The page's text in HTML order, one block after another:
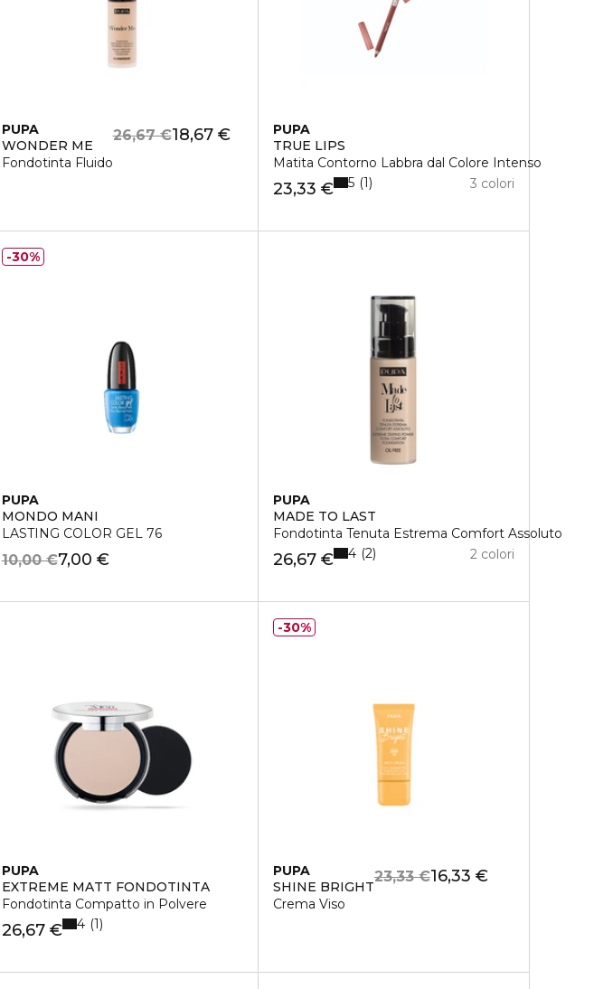
PUPA
WONDER ME
Fondotinta Fluido
18,67 €
26,67 €
PUPA
TRUE LIPS
Matita Contorno Labbra dal Colore Intenso
23,33 € 3 colori
5 1
PUPA
MONDO MANI
LASTING COLOR GEL 76
7,00 €
10,00 €
30%
PUPA
MADE TO LAST
Fondotinta Tenuta Estrema Comfort Assoluto
26,67 € 2 colori
4 2
PUPA
EXTREME MATT FONDOTINTA
Fondotinta Compatto in Polvere
26,67 € 4 1
PUPA
SHINE BRIGHT
Crema Viso
16,33 €
23,33 €
30%